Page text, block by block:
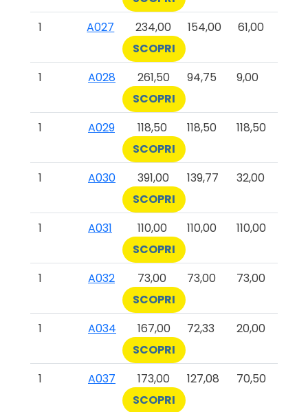
1
A027 234,00 154,00
61,00
SCOPRI
1
A028 261,50 94,75
9,00
SCOPRI
1
A029 118,50 118,50
118,50
SCOPRI
1
A030 391,00 139,77
32,00
SCOPRI
1
A031 110,00 110,00
110,00
SCOPRI
1
A032 73,00 73,00
73,00
SCOPRI
1
A034 167,00 72,33
20,00
SCOPRI
1
A037 173,00 127,08
70,50
SCOPRI